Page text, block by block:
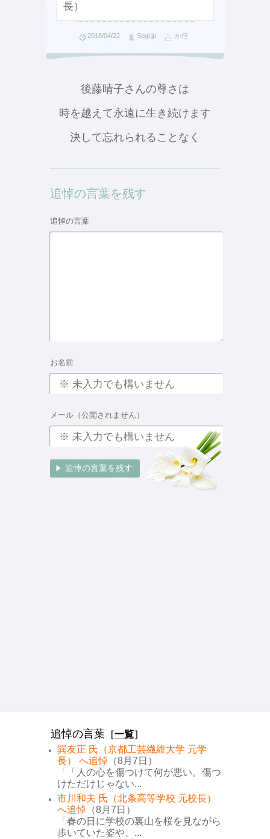
長）
2018/04/22 Sogi.jp か行
後藤晴子さんの尊さは
時を越えて永遠に生き続けます
決して忘れられることなく
追悼の言葉を残す
追悼の言葉
お名前
メール（公開されません）
追悼の言葉 ［一覧］
巽友正 氏（京都工芸繊維大学 元学
長） へ追悼 （8月7日）
「「人の心を傷つけて何が悪い。傷つ
けただけじゃない...
市川和夫 氏（北条高等学校 元校長）
へ追悼 （8月7日）
「春の日に学校の裏山を桜を見ながら
歩いていた姿や、...